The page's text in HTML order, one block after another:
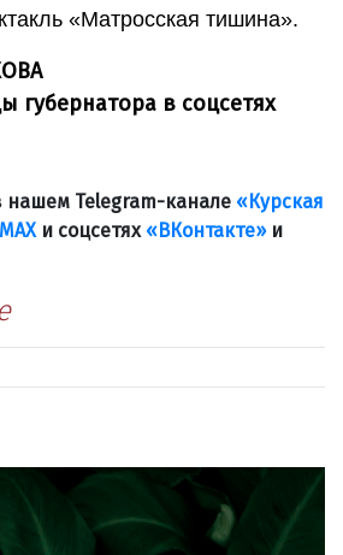
«Матросская тишина».
губернатора в соцсетях
нашем Telegram-канале «Курская
МАХи соцсетях «ВКонтакте»и